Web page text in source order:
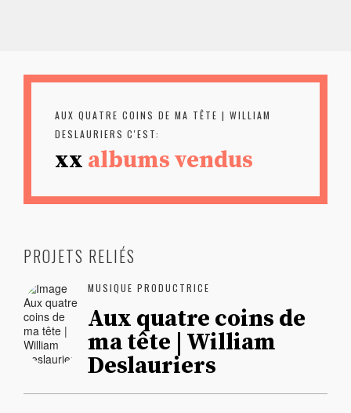
AUX QUATRE COINS DE MA TÊTE | WILLIAM
DESLAURIERS C'EST:
xx albums vendus
PROJETS RELIÉS
MUSIQUE PRODUCTRICE
Aux quatre coins de
ma tête | William
Deslauriers